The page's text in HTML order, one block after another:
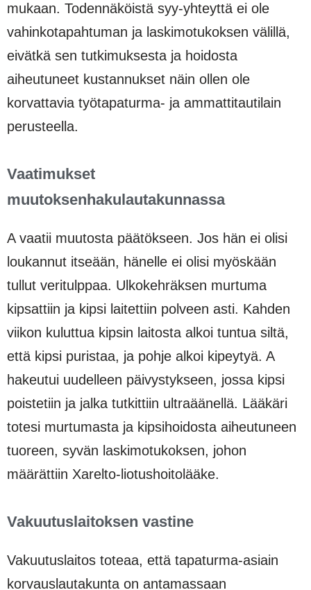
mukaan. Todennäköistä syy-yhteyttä ei ole
vahinkotapahtuman ja laskimotukoksen välillä,
eivätkä sen tutkimuksesta ja hoidosta
aiheutuneet kustannukset näin ollen ole
korvattavia työtapaturma- ja ammattitautilain
perusteella.
Vaatimukset
muutoksenhakulautakunnassa
A vaatii muutosta päätökseen. Jos hän ei olisi
loukannut itseään, hänelle ei olisi myöskään
tullut veritulppaa. Ulkokehräksen murtuma
kipsattiin ja kipsi laitettiin polveen asti. Kahden
viikon kuluttua kipsin laitosta alkoi tuntua siltä,
että kipsi puristaa, ja pohje alkoi kipeytyä. A
hakeutui uudelleen päivystykseen, jossa kipsi
poistetiin ja jalka tutkittiin ultraäänellä. Lääkäri
totesi murtumasta ja kipsihoidosta aiheutuneen
tuoreen, syvän laskimotukoksen, johon
määrättiin Xarelto-liotushoitolääke.
Vakuutuslaitoksen vastine
Vakuutuslaitos toteaa, että tapaturma-asiain
korvauslautakunta on antamassaan